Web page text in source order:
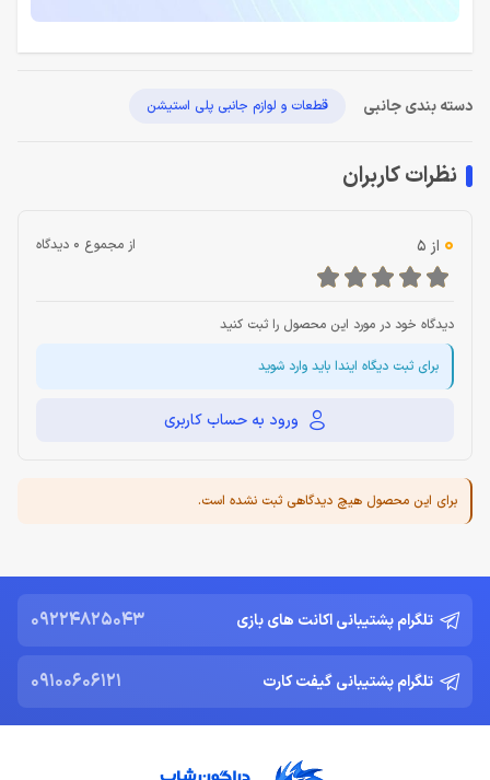
دسته بندی جانبی قطعات و لوازم جانبی پلی استیشن
نظرات کاربران
0 از 5 از مجموع 0 دیدگاه
دیدگاه خود در مورد این محصول را ثبت کنید
برای ثبت دیگاه ایندا باید وارد شوید
ورود به حساب کاربری
برای این محصول هیچ دیدگاهی ثبت نشده است.
تلگرام پشتیبانی اکانت های بازی 09224825043
تلگرام پشتیبانی گیفت کارت 09100606121